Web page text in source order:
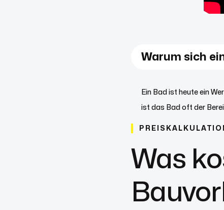
Warum sich
Ein Bad ist heute ein
ist das Bad oft der
Was